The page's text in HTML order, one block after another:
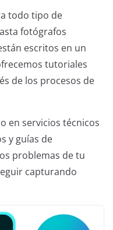
todo tipo de
fotógrafos
escritos en un
tutoriales
de los procesos de
en servicios técnicos
y guías de
problemas de tu
capturando